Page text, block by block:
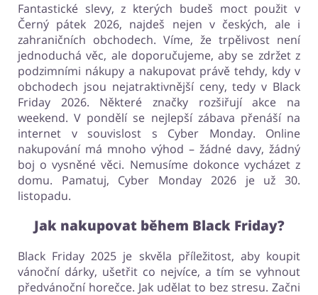
Fantastické slevy, z kterých budeš moct použit v
Černý pátek 2026, najdeš nejen v českých, ale i
zahraničních obchodech. Víme, že trpělivost není
jednoduchá věc, ale doporučujeme, aby se zdržet z
podzimními nákupy a nakupovat právě tehdy, kdy v
obchodech jsou nejatraktivnější ceny, tedy v Black
Friday 2026. Některé značky rozšiřují akce na
weekend. V pondělí se nejlepší zábava přenáší na
internet v souvislost s Cyber Monday. Online
nakupování má mnoho výhod – žádné davy, žádný
boj o vysněné věci. Nemusíme dokonce vycházet z
domu. Pamatuj, Cyber Monday 2026 je už 30.
listopadu.
Jak nakupovat během Black Friday?
Black Friday 2025 je skvěla příležitost, aby koupit
vánoční dárky, ušetřit co nejvíce, a tím se vyhnout
předvánoční horečce. Jak udělat to bez stresu. Začni